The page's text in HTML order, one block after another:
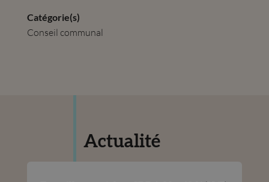
Catégorie(s)
Conseil communal
Actualité